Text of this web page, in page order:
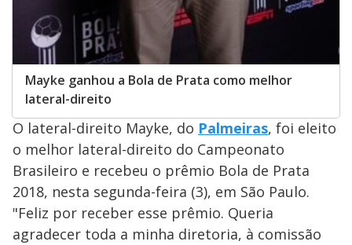
Mayke ganhou a Bola de Prata como melhor
lateral-direito
O lateral-direito Mayke, do Palmeiras, foi eleito
o melhor lateral-direito do Campeonato
Brasileiro e recebeu o prêmio Bola de Prata
2018, nesta segunda-feira (3), em São Paulo.
"Feliz por receber esse prêmio. Queria
agradecer toda a minha diretoria, à comissão